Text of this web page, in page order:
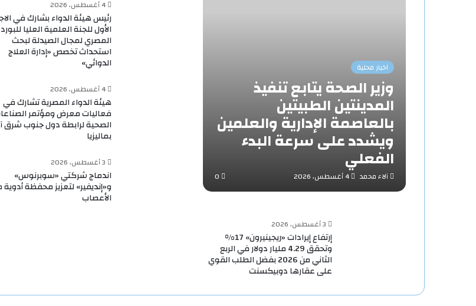
اخبار محلية
وزير الصحة يتابع تنفيذ
المدينتين الطبيتين
بالعاصمة الإدارية والعلمين
ويشدد على سرعة البدء
الفعلي
آلاء محمد 4 أغسطس، 2026 0
4 أغسطس، 2026
رئيس هيئة الدواء بشارك في
الأول للجنة العلمية العليا للبورد
المصري لمجال الصيدلة لبحث
استحداث تخصص «إدارة العلاج
الدوائي»
4 أغسطس، 2026
هيئة الدواء المصرية تشارك في
فعاليات معرض ومؤتمر
الصحية لرابطة دول جنوب شرق
بماليزيا
3 أغسطس، 2026
اندماج شركتي «سوبرنوس»
و«إنديفير» لتعزيز محفظة
الأعصاب
3 أغسطس، 2026
إرتفاع إيرادات «ريجينيرون» 17%
وتحقق 4.29 مليار دولار في الربع
الثاني من 2026 بفضل الطلب القوي
على عقارها دوبيكسنت